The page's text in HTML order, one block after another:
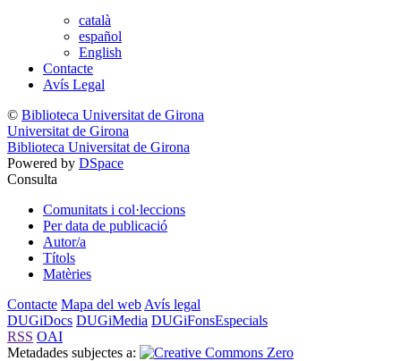
català
español
English
Contacte
Avís Legal
© Biblioteca Universitat de Girona
Universitat de Girona
Biblioteca Universitat de Girona
Powered by DSpace
Consulta
Comunitats i col·leccions
Per data de publicació
Autor/a
Títols
Matèries
Contacte Mapa del web Avís legal
DUGiDocs DUGiMedia DUGiFonsEspecials
RSS OAI
Metadades subjectes a: